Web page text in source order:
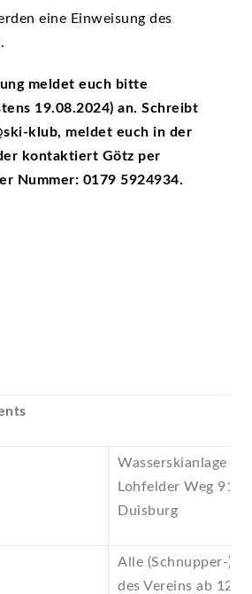
eine Einweisung des
meldet euch bitte
19.08.2024) an. Schreibt
klub, meldet euch in der
kontaktiert Götz per
Nummer: 0179 5924934.
Wasserskianlage
Lohfelder Weg 91,
Duisburg
Alle (Schnupper-)
des Vereins ab 12